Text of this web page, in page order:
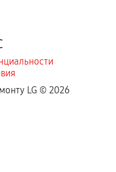
куплены
если
LG © 2026